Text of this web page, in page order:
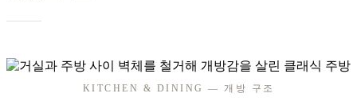
KITCHEN & DINING — 개방 구조